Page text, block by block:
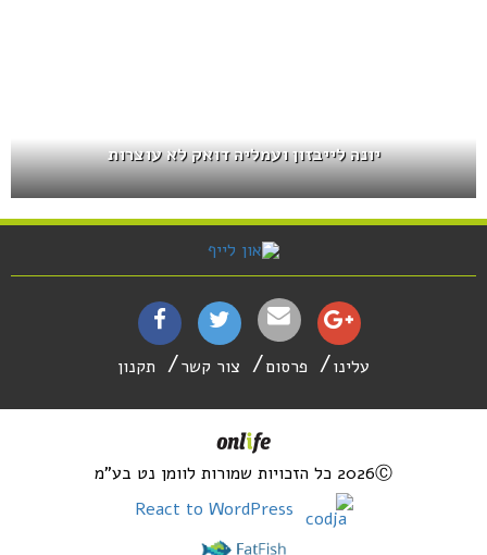
יונה לייבזון ועמליה דואק לא עוצרות
עלינו פרסום צור קשר תקנון
2026Ⓒ כל הזכויות שמורות לוומן נט בע"מ